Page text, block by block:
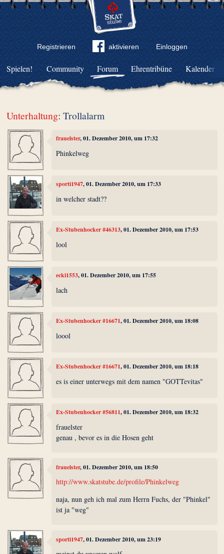
Registrieren aktivieren Einloggen
Community Forum Ehrentribüne Kalender
Spielen!
Unterhaltung: Trollalarm
frauelster, 01. Dezember 2010, um 17:32
Phinkelweg
sporti1947, 01. Dezember 2010, um 17:33
in welcher stadt??
Ex-Stubenhocker #46313, 01. Dezember 2010, um 17:53
lool
ecki1553, 01. Dezember 2010, um 17:55
lach
Ex-Stubenhocker #16671, 01. Dezember 2010, um 18:08
loool
Ex-Stubenhocker #16671, 01. Dezember 2010, um 18:18
es is einer unterwegs mit dem namen "GOTTevitas"
Ex-Stubenhocker #56811, 01. Dezember 2010, um 18:32
frauelster
genau , bevor es in die Hosen geht
frauelster, 01. Dezember 2010, um 18:50
http://www.skatstube.de/profile/Phinkelweg
naja, nun geh ich mal zum Herrn Fuchs, der "Phinkel"
ist ja "weg"
sporti1947, 01. Dezember 2010, um 23:19